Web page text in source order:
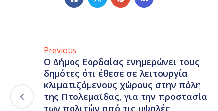
Previous
Ο Δήμος Εορδαίας ενημερώνει τους
δημότες ότι έθεσε σε λειτουργία
κλιματιζόμενους χώρους στην πόλη
της Πτολεμαΐδας, για την προστασία
των πολιτών από τις υψηλές